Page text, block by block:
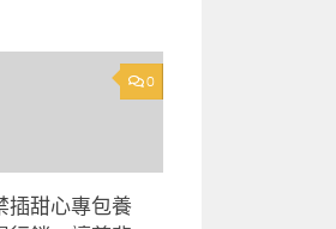
0
插甜心專包養